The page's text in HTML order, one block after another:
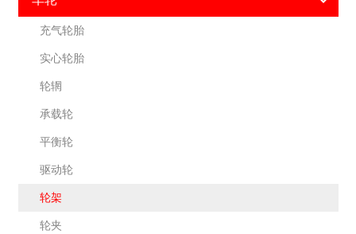
充气轮胎
实心轮胎
轮辋
承载轮
平衡轮
驱动轮
轮架
轮夹